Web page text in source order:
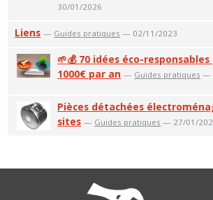
30/01/2026
Liens — Guides pratiques — 02/11/2023
🌱💰 70 idées éco-
1000€ par an — Guides pratiques —
Pièces détachées
sites — Guides pratiques — 27/01/